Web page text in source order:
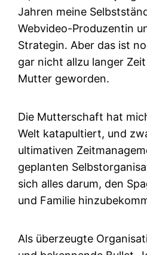
Jahren meine
Webvideo-Produzentin
Strategin. Aber das ist
gar nicht allzu langer
Mutter geworden.
Die Mutterschaft hat
Welt katapultiert, und
ultimativen
geplanten
sich alles darum, den
und Familie
Als überzeugte